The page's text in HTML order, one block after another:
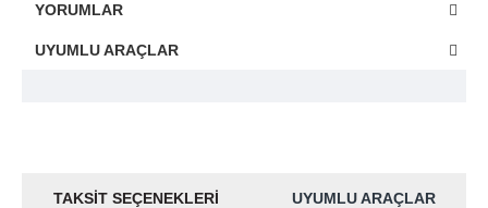
YORUMLAR
UYUMLU ARAÇLAR
TAKSIT SEÇENEKLERI UYUMLU ARAÇLAR